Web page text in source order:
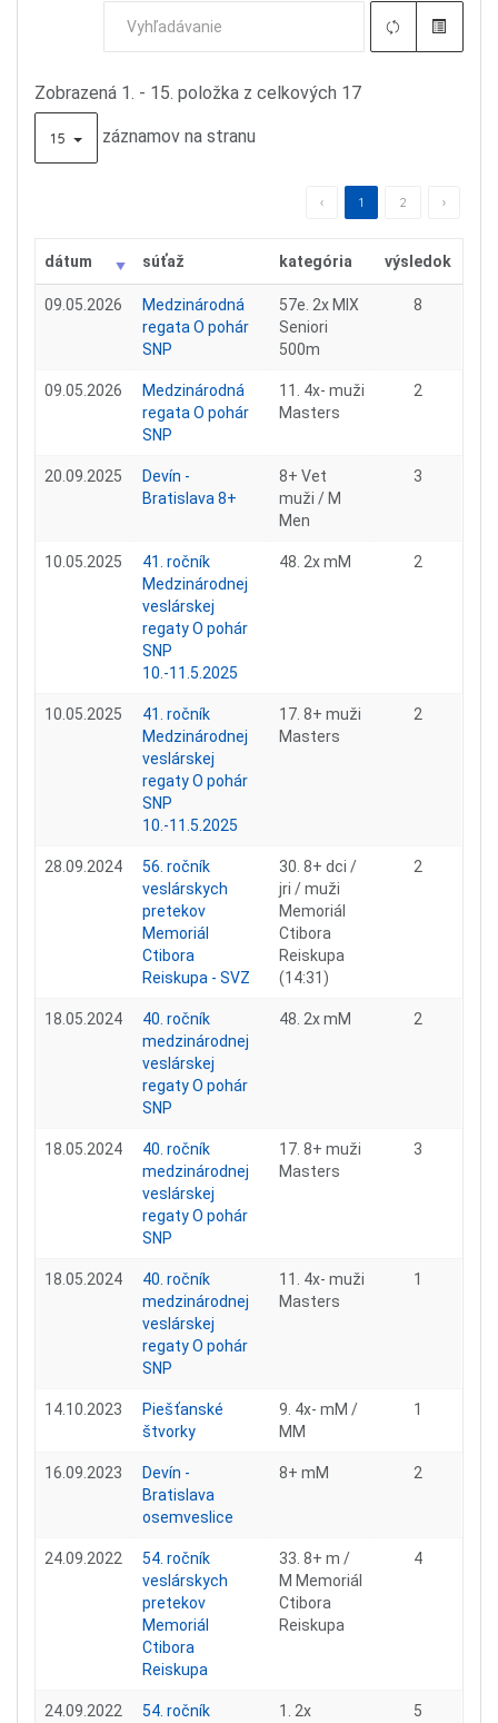
Zobrazená 1. - 15. položka z celkových 17
15 záznamov na stranu
‹ 1 2 ›
dátum súťaž kategória výsledok
09.05.2026
Medzinárodná
regata O pohár
SNP
57e. 2x MIX
Seniori
500m
8
09.05.2026
Medzinárodná
regata O pohár
SNP
11. 4x- muži
Masters
2
20.09.2025
Devín -
Bratislava 8+
8+ Vet
muži / M
Men
3
10.05.2025
41. ročník
Medzinárodnej
veslárskej
regaty O pohár
SNP
10.-11.5.2025
48. 2x mM 2
10.05.2025
41. ročník
Medzinárodnej
veslárskej
regaty O pohár
SNP
10.-11.5.2025
17. 8+ muži
Masters
2
28.09.2024
56. ročník
veslárskych
pretekov
Memoriál
Ctibora
Reiskupa - SVZ
30. 8+ dci /
jri / muži
Memoriál
Ctibora
Reiskupa
(14:31)
2
18.05.2024
40. ročník
medzinárodnej
veslárskej
regaty O pohár
SNP
48. 2x mM 2
18.05.2024
40. ročník
medzinárodnej
veslárskej
regaty O pohár
SNP
17. 8+ muži
Masters
3
18.05.2024
40. ročník
medzinárodnej
veslárskej
regaty O pohár
SNP
11. 4x- muži
Masters
1
14.10.2023
Piešťanské
štvorky
9. 4x- mM /
MM
1
16.09.2023
Devín -
Bratislava
osemveslice
8+ mM 2
24.09.2022
54. ročník
veslárskych
pretekov
Memoriál
Ctibora
Reiskupa
33. 8+ m /
M Memoriál
Ctibora
Reiskupa
4
24.09.2022
54. ročník
1. 2x
5